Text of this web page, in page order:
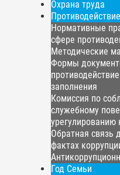
Охрана труда
Нормативные
сфере
Методические
Формы
заполнения
Комиссия по
служебному
урегулированию
Обратная связь
фактах
Год Семьи